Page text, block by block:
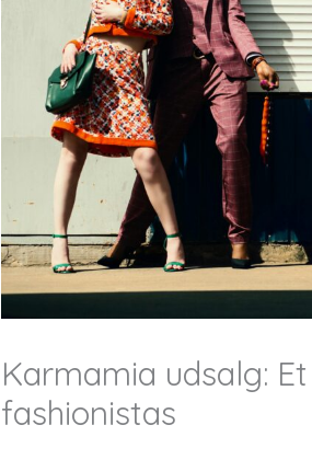
Karmamia udsalg:
fashionistas